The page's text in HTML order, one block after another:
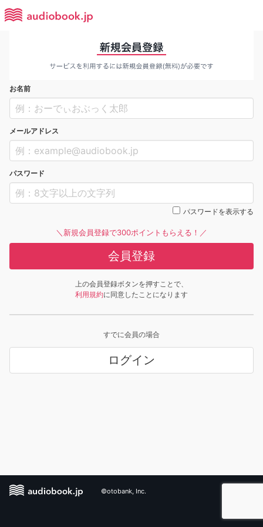
お名前
メールアドレス
パスワード
パスワードを表示する
＼新規会員登録で300ポイントもらえる！／
会員登録
上の会員登録ボタンを押すことで、
利用規約に同意したことになります
すでに会員の場合
ログイン
©otobank, Inc.